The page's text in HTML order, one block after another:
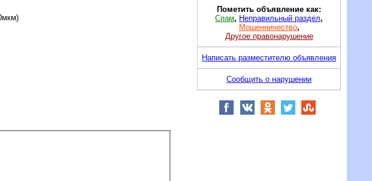
Пометить объявление как:
Спам, Неправильный раздел,
Мошенничество,
Другое правонарушение
Написать разместителю объявления
Сообщить о нарушении